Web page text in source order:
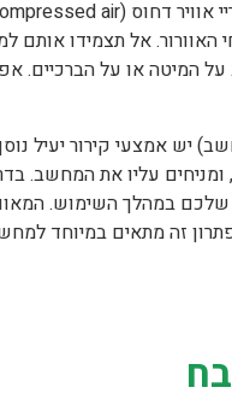
האוורור. אל תצמידו אותם
או על הברכיים.
יש אמצעי קירור יעיל
עליו את המחשב.
במהלך השימוש.
זה מתאים במיוחד